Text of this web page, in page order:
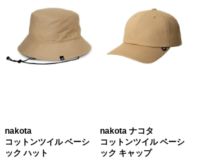
nakota
コットンツイル ベーシ
ック ハット
nakota ナコタ
コットンツイル ベーシ
ック キャップ